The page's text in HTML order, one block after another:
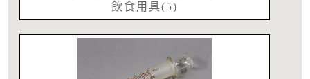
飲食用具(5)